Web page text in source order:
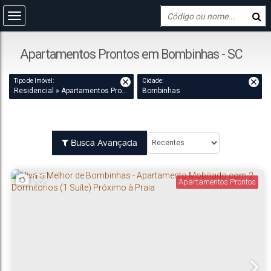
Apartamentos Prontos em Bombinhas - SC
Tipo de Imóvel:
Residencial » Apartamentos Prontos
Cidade:
Bombinhas
Busca Avançada
Apartamentos Prontos